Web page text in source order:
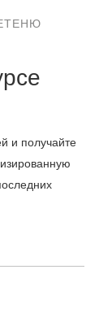
и получайте